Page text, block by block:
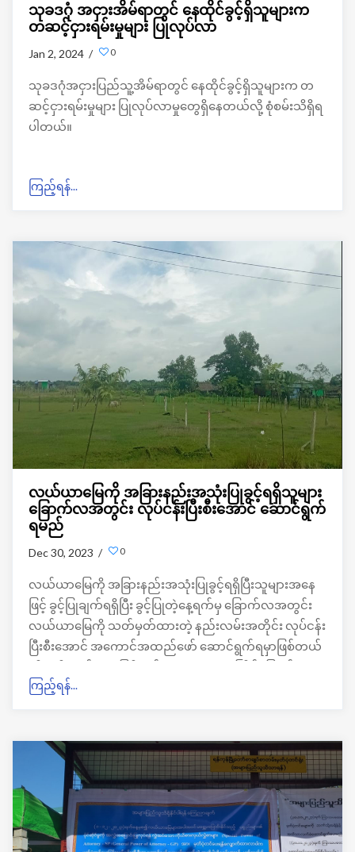
သုခဒဂုံ အငှားအိမ်ရာတွင် နေထိုင်ခွင့်ရှိသူများက
တဆင့်ငှားရမ်းမှုများ ပြုလုပ်လာ
Jan 2, 2024 / 0
သုခဒဂုံအငှားပြည်သူ့အိမ်ရာတွင် နေထိုင်ခွင့်ရှိသူများက တ
ဆင့်ငှားရမ်းမှုများ ပြုလုပ်လာမှုတွေရှိနေတယ်လို့ စုံစမ်းသိရှိရ
ပါတယ်။
ကြည့်ရန်...
လယ်ယာမြေကို အခြားနည်းအသုံးပြုခွင့်ရရှိသူများ
ခြောက်လအတွင်း လုပ်ငန်းပြီးစီးအောင် ဆောင်ရွက်
ရမည်
Dec 30, 2023 / 0
လယ်ယာမြေကို အခြားနည်းအသုံးပြုခွင့်ရရှိပြီးသူများအနေ
ဖြင့် ခွင့်ပြုချက်ရရှိပြီး ခွင့်ပြုတဲ့နေ့ရက်မှ ခြောက်လအတွင်း
လယ်ယာမြေကို သတ်မှတ်ထားတဲ့ နည်းလမ်းအတိုင်း လုပ်ငန်း
ပြီးစီးအောင် အကောင်အထည်ဖော် ဆောင်ရွက်ရမှာဖြစ်တယ်
အစည်းအဝေးကနေသိရပါတယ်။
ကြည့်ရန်...